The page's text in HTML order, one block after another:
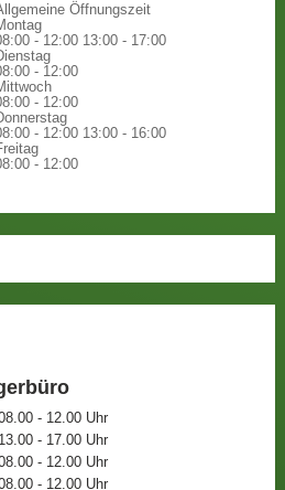
Öffnungszeit
- 12:00 13:00 - 17:00
- 12:00
- 12:00
- 12:00 13:00 - 16:00
- 12:00
- 12.00 Uhr
13.00 - 17.00 Uhr
- 12.00 Uhr
- 12.00 Uhr